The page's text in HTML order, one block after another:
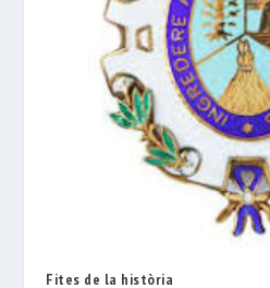
Fites de la història